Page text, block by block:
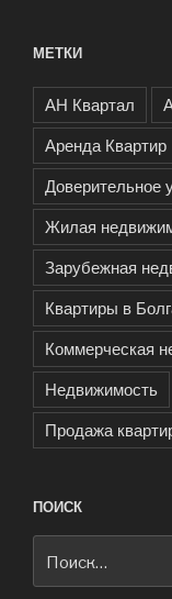
МЕТКИ
АН Квартал
Аренда Квартир
Доверительное
Жилая
Зарубежная
Квартиры в
Коммерческая
Недвижимость
Продажа
ПОИСК